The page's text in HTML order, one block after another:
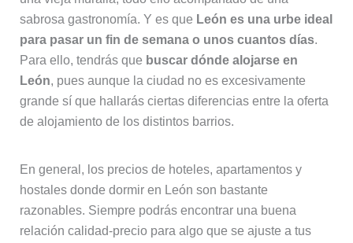
sabrosa gastronomía. Y es que León es una urbe ideal
para pasar un fin de semana o unos cuantos días.
Para ello, tendrás que buscar dónde alojarse en
León, pues aunque la ciudad no es excesivamente
grande sí que hallarás ciertas diferencias entre la oferta
de alojamiento de los distintos barrios.
En general, los precios de hoteles, apartamentos y
hostales donde dormir en León son bastante
razonables. Siempre podrás encontrar una buena
relación calidad-precio para algo que se ajuste a tus